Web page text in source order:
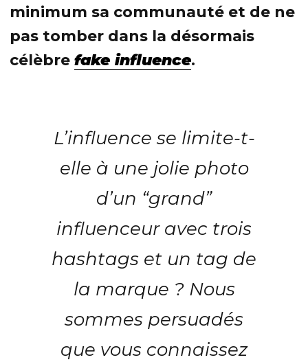
minimum sa communauté et de ne
pas tomber dans la désormais
célèbre fake influence.
L’influence se limite-t-
elle à une jolie photo
d’un “grand”
influenceur avec trois
hashtags et un tag de
la marque ? Nous
sommes persuadés
que vous connaissez